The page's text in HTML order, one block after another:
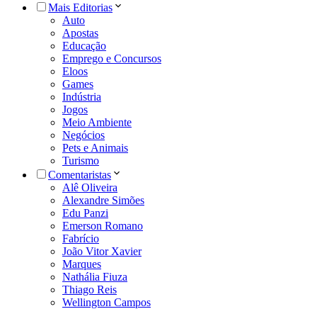
Mais Editorias
Auto
Apostas
Educação
Emprego e Concursos
Eloos
Games
Indústria
Jogos
Meio Ambiente
Negócios
Pets e Animais
Turismo
Comentaristas
Alê Oliveira
Alexandre Simões
Edu Panzi
Emerson Romano
Fabrício
João Vitor Xavier
Marques
Nathália Fiuza
Thiago Reis
Wellington Campos